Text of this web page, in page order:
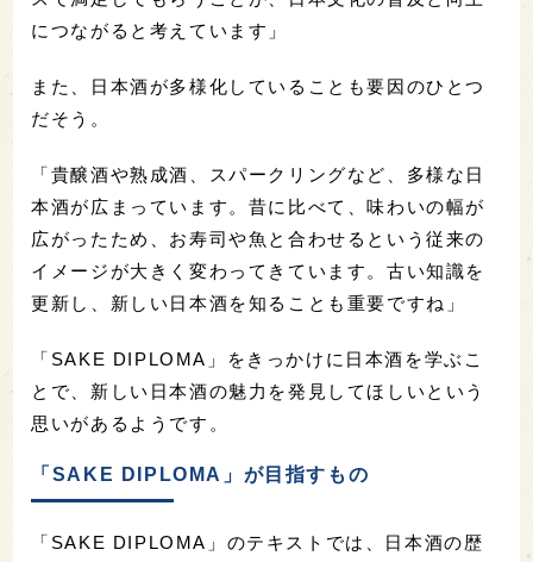
につながると考えています」
また、日本酒が多様化していることも要因のひとつ
だそう。
「貴醸酒や熟成酒、スパークリングなど、多様な日
本酒が広まっています。昔に比べて、味わいの幅が
広がったため、お寿司や魚と合わせるという従来の
イメージが大きく変わってきています。古い知識を
更新し、新しい日本酒を知ることも重要ですね」
「SAKE DIPLOMA」をきっかけに日本酒を学ぶこ
とで、新しい日本酒の魅力を発見してほしいという
思いがあるようです。
「SAKE DIPLOMA」が目指すもの
「SAKE DIPLOMA」のテキストでは、日本酒の歴